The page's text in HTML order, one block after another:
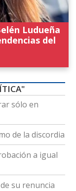
Ludueña
del
sólo en
de la discordia
a igual
su renuncia